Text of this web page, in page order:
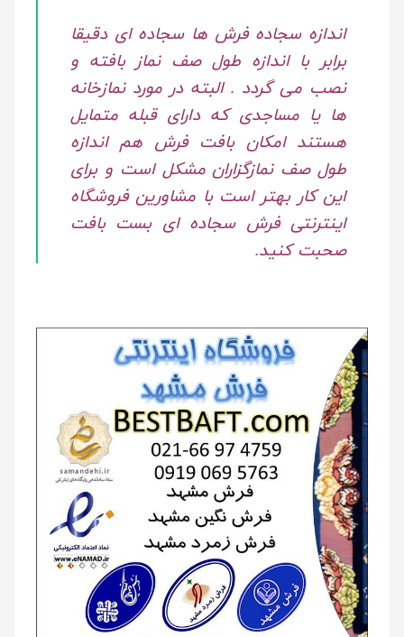
اندازه سجاده فرش ها سجاده ای دقیقا
برابر با اندازه طول صف نماز بافته و
نصب می گردد . البته در مورد نمازخانه
ها یا مساجدی که دارای قبله متمایل
هستند امکان بافت فرش هم اندازه
طول صف نمازگزاران مشکل است و برای
این کار بهتر است با مشاورین فروشگاه
اینترنتی فرش سجاده ای بست بافت
صحبت کنید.